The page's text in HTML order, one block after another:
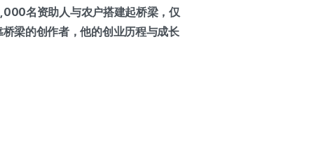
名资助人与农户搭建起桥梁，仅
梁的创作者，他的创业历程与成长